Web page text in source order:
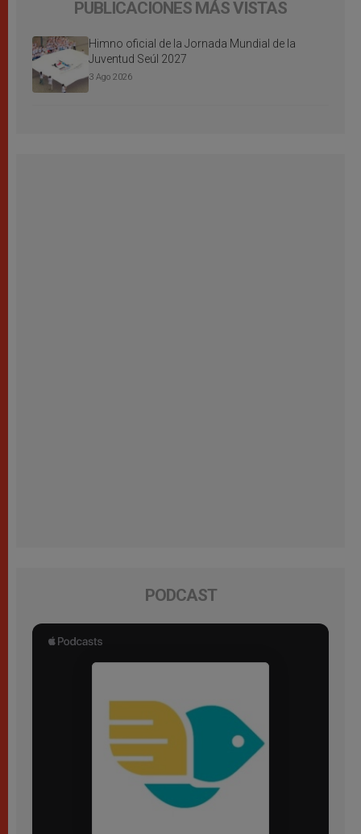
PUBLICACIONES MÁS VISTAS
Himno oficial de la Jornada Mundial de la
Juventud Seúl 2027
3 Ago 2026
PODCAST